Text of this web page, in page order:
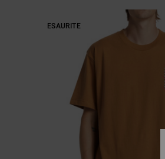
ESAURITE